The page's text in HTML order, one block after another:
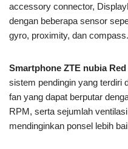
accessory connector,
dengan beberapa sensor
gyro, proximity, dan compass.
Smartphone ZTE nubia
sistem pendingin yang terdiri
fan yang dapat berputar
RPM, serta sejumlah
mendinginkan ponsel lebih